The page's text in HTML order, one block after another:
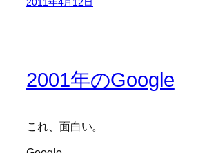
2011年4月12日
2001年のGoogle
これ、面白い。